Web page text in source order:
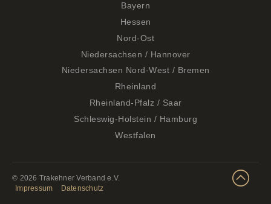
Bayern
Hessen
Nord-Ost
Niedersachsen / Hannover
Niedersachsen Nord-West / Bremen
Rheinland
Rheinland-Pfalz / Saar
Schleswig-Holstein / Hamburg
Westfalen
© 2026 Trakehner Verband e.V.
Impressum
Datenschutz